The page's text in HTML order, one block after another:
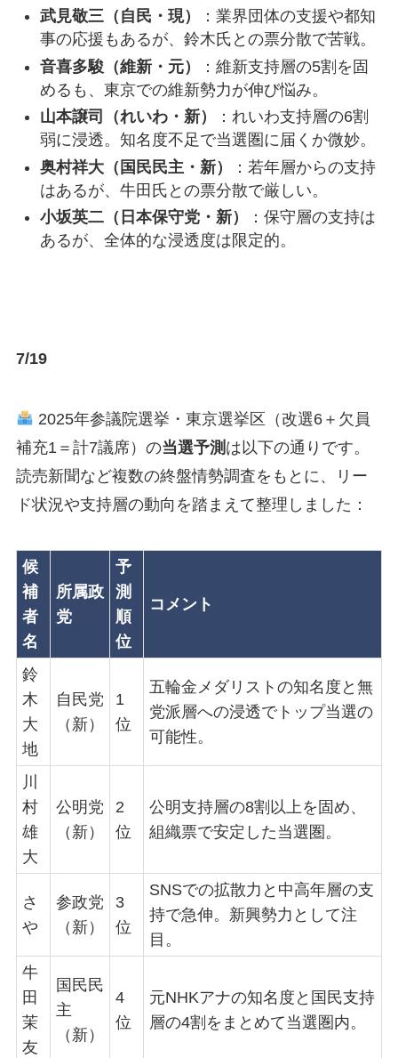
武見敬三（自民・現）
：業界団体の支援や都知
事の応援もあるが、鈴木氏との票分散で苦戦。
音喜多駿（維新・元）
：維新支持層の5割を固
めるも、東京での維新勢力が伸び悩み。
山本譲司（れいわ・新）
：れいわ支持層の6割
弱に浸透。知名度不足で当選圏に届くか微妙。
奥村祥大（国民民主・新）
：若年層からの支持
はあるが、牛田氏との票分散で厳しい。
小坂英二（日本保守党・新）
：保守層の支持は
あるが、全体的な浸透度は限定的。
7/19
2025年参議院選挙・東京選挙区（改選6＋欠員
補充1＝計7議席）の当選予測 は以下の通りです。
読売新聞など複数の終盤情勢調査をもとに、リー
ド状況や支持層の動向を踏まえて整理しました：
候
補
者
名
所属政
党
予
測
順
位
コメント
鈴
木
大
地
自民党
（新）
1
位
五輪金メダリストの知名度と無
党派層への浸透でトップ当選の
可能性。
川
村
雄
大
公明党
（新）
2
位
公明支持層の8割以上を固め、
組織票で安定した当選圏。
さ
や
参政党
（新）
3
位
SNSでの拡散力と中高年層の支
持で急伸。新興勢力として注
目。
牛
田
茉
友
国民民
主
（新）
4
位
元NHKアナの知名度と国民支持
層の4割をまとめて当選圏内。